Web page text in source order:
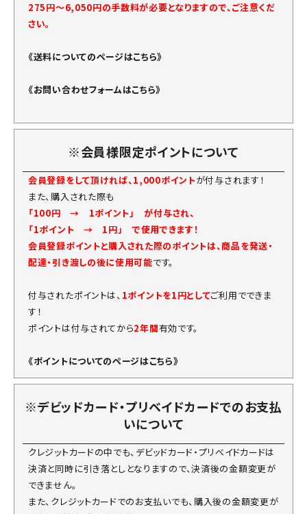
275円～6,050円の手数料が必要となりますので、ご注意くだ
さい。
《送料についてのページはこちら》
《お問い合わせフォームはこちら》
※会員様限定ポイントについて
会員登録をして頂ければ、1,000ポイントが付与されます！
また、購入された際も
「100円 → 1ポイント」 が付与され、
「1ポイント → 1円」 で使用できます！
会員登録ポイントと購入された際のポイントは、商品を発送・
配達・引き渡しの後に使用可能です。
付与されたポイントは、 1ポイントを1円としてご利用でできま
す！
ポイントは付与されてから2年間有効です。
《ポイントについてのページはこちら》
※デビッドカード・プリベイドカードでのお支払
いについて
クレジットカードの中でも、デビッドカード・プリベイドカードは
決済と同時に引き落としとなりますので、決済後の金額変更が
できません。
また、クレジットカードでのお支払いでも、購入後の金額変更が